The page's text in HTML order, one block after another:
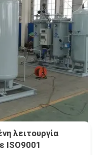
λειτουργία
ISO9001